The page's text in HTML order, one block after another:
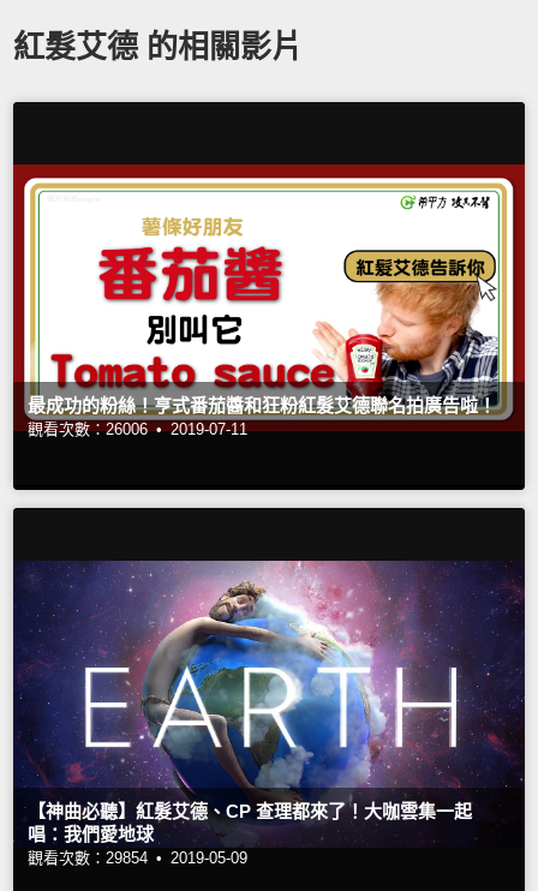
紅髮艾德 的相關影片
最成功的粉絲！亨式番茄醬和狂粉紅髮艾德聯名拍廣告啦！
觀看次數：26006 • 2019-07-11
【神曲必聽】紅髮艾德、CP 查理都來了！大咖雲集一起
唱：我們愛地球
觀看次數：29854 • 2019-05-09